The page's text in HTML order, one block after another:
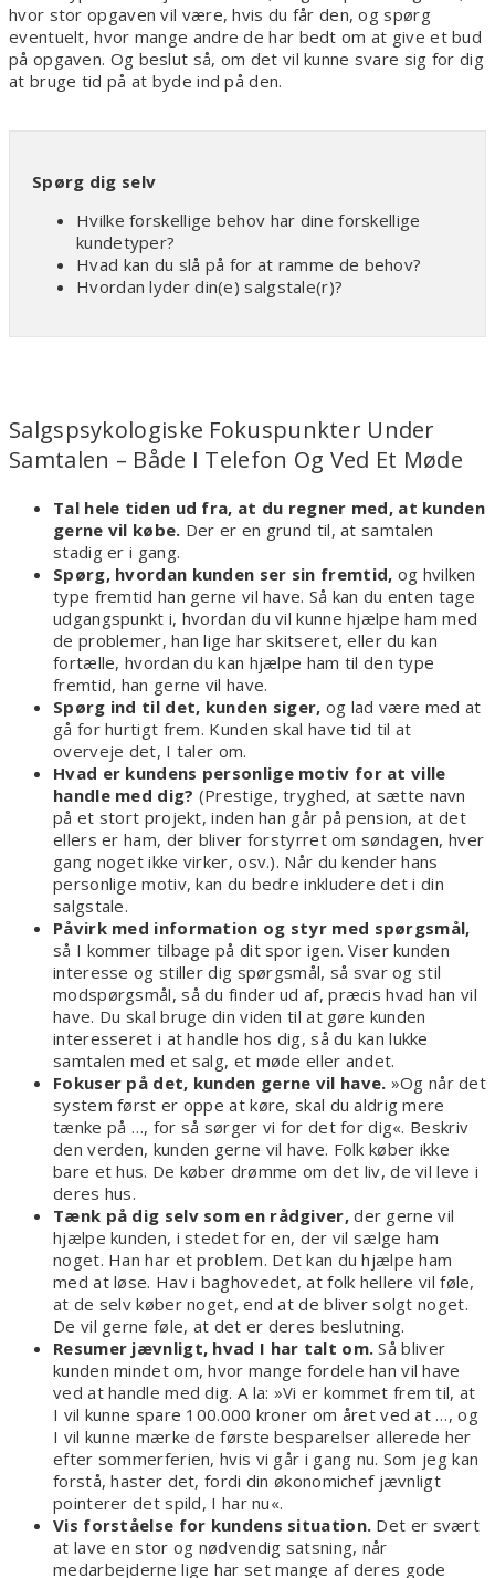
hvor stor opgaven vil være, hvis du får den, og spørg
eventuelt, hvor mange andre de har bedt om at give et bud
på opgaven. Og beslut så, om det vil kunne svare sig for dig
at bruge tid på at byde ind på den.
Spørg dig selv
Hvilke forskellige behov har dine forskellige
kundetyper?
Hvad kan du slå på for at ramme de behov?
Hvordan lyder din(e) salgstale(r)?
Salgspsykologiske Fokuspunkter Under
Samtalen – Både I Telefon Og Ved Et Møde
Tal hele tiden ud fra, at du regner med, at kunden
gerne vil købe. Der er en grund til, at samtalen
stadig er i gang.
Spørg, hvordan kunden ser sin fremtid, og hvilken
type fremtid han gerne vil have. Så kan du enten tage
udgangspunkt i, hvordan du vil kunne hjælpe ham med
de problemer, han lige har skitseret, eller du kan
fortælle, hvordan du kan hjælpe ham til den type
fremtid, han gerne vil have.
Spørg ind til det, kunden siger, og lad være med at
gå for hurtigt frem. Kunden skal have tid til at
overveje det, I taler om.
Hvad er kundens personlige motiv for at ville
handle med dig? (Prestige, tryghed, at sætte navn
på et stort projekt, inden han går på pension, at det
ellers er ham, der bliver forstyrret om søndagen, hver
gang noget ikke virker, osv.). Når du kender hans
personlige motiv, kan du bedre inkludere det i din
salgstale.
Påvirk med information og styr med spørgsmål,
så I kommer tilbage på dit spor igen. Viser kunden
interesse og stiller dig spørgsmål, så svar og stil
modspørgsmål, så du finder ud af, præcis hvad han vil
have. Du skal bruge din viden til at gøre kunden
interesseret i at handle hos dig, så du kan lukke
samtalen med et salg, et møde eller andet.
Fokuser på det, kunden gerne vil have. »Og når det
system først er oppe at køre, skal du aldrig mere
tænke på …, for så sørger vi for det for dig«. Beskriv
den verden, kunden gerne vil have. Folk køber ikke
bare et hus. De køber drømme om det liv, de vil leve i
deres hus.
Tænk på dig selv som en rådgiver,der gerne vil
hjælpe kunden, i stedet for en, der vil sælge ham
noget. Han har et problem. Det kan du hjælpe ham
med at løse. Hav i baghovedet, at folk hellere vil føle,
at de selv køber noget, end at de bliver solgt noget.
De vil gerne føle, at det er deres beslutning.
Resumer jævnligt, hvad I har talt om. Så bliver
kunden mindet om, hvor mange fordele han vil have
ved at handle med dig. A la: »Vi er kommet frem til, at
I vil kunne spare 100.000 kroner om året ved at …, og
I vil kunne mærke de første besparelser allerede her
efter sommerferien, hvis vi går i gang nu. Som jeg kan
forstå, haster det, fordi din økonomichef jævnligt
pointerer det spild, I har nu«.
Vis forståelse for kundens situation. Det er svært
at lave en stor og nødvendig satsning, når
medarbejderne lige har set mange af deres gode